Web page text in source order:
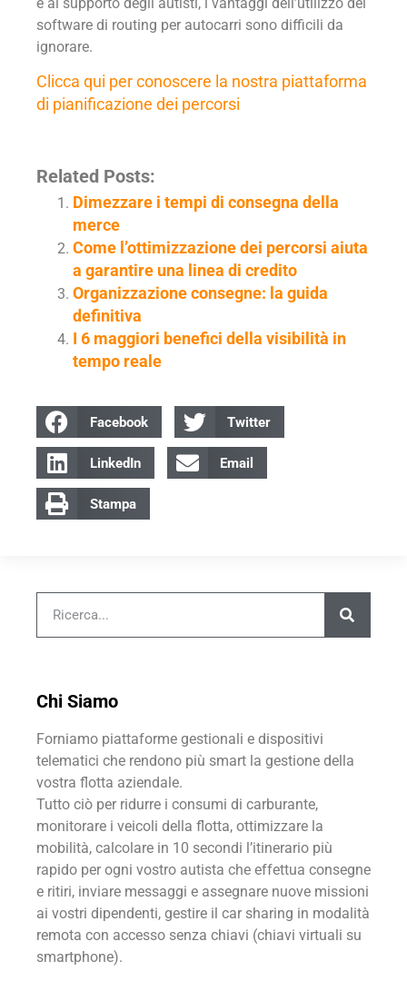
software di routing per autocarri sono difficili da
ignorare.
Clicca qui per conoscere la nostra piattaforma
di pianificazione dei percorsi
Related Posts:
Dimezzare i tempi di consegna della
merce
Come l’ottimizzazione dei percorsi aiuta
a garantire una linea di credito
Organizzazione consegne: la guida
definitiva
I 6 maggiori benefici della visibilità in
tempo reale
Facebook Twitter
LinkedIn Email
Stampa
Chi Siamo
Forniamo piattaforme gestionali e dispositivi
telematici che rendono più smart la gestione della
vostra flotta aziendale.
Tutto ciò per ridurre i consumi di carburante,
monitorare i veicoli della flotta, ottimizzare la
mobilità, calcolare in 10 secondi l’itinerario più
rapido per ogni vostro autista che effettua consegne
e ritiri, inviare messaggi e assegnare nuove missioni
ai vostri dipendenti, gestire il car sharing in modalità
remota con accesso senza chiavi (chiavi virtuali su
smartphone).